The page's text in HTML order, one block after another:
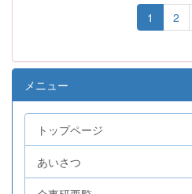
1 2
メニュー
トップページ
あいさつ